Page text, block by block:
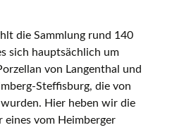
die Sammlung rund 140
sich hauptsächlich um
von Langenthal und
Steffisburg, die von
Hier heben wir die
eines vom Heimberger